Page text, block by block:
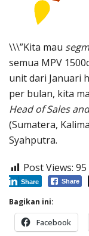
\\\”Kita mau
semua MPV
unit dari Januari
per bulan, kita
Head of Sales
(Sumatera,
Syahputra.
Post Views: 95
Share
Share
Bagikan ini:
Facebook